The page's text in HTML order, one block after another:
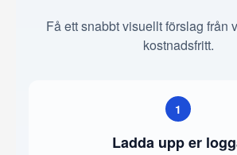
Få ett snabbt visuellt förslag från
kostnadsfritt.
1
Ladda upp er